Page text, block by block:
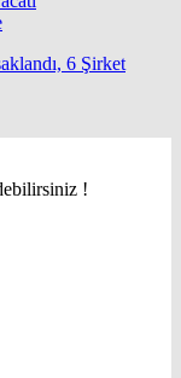
6 Şirket
!